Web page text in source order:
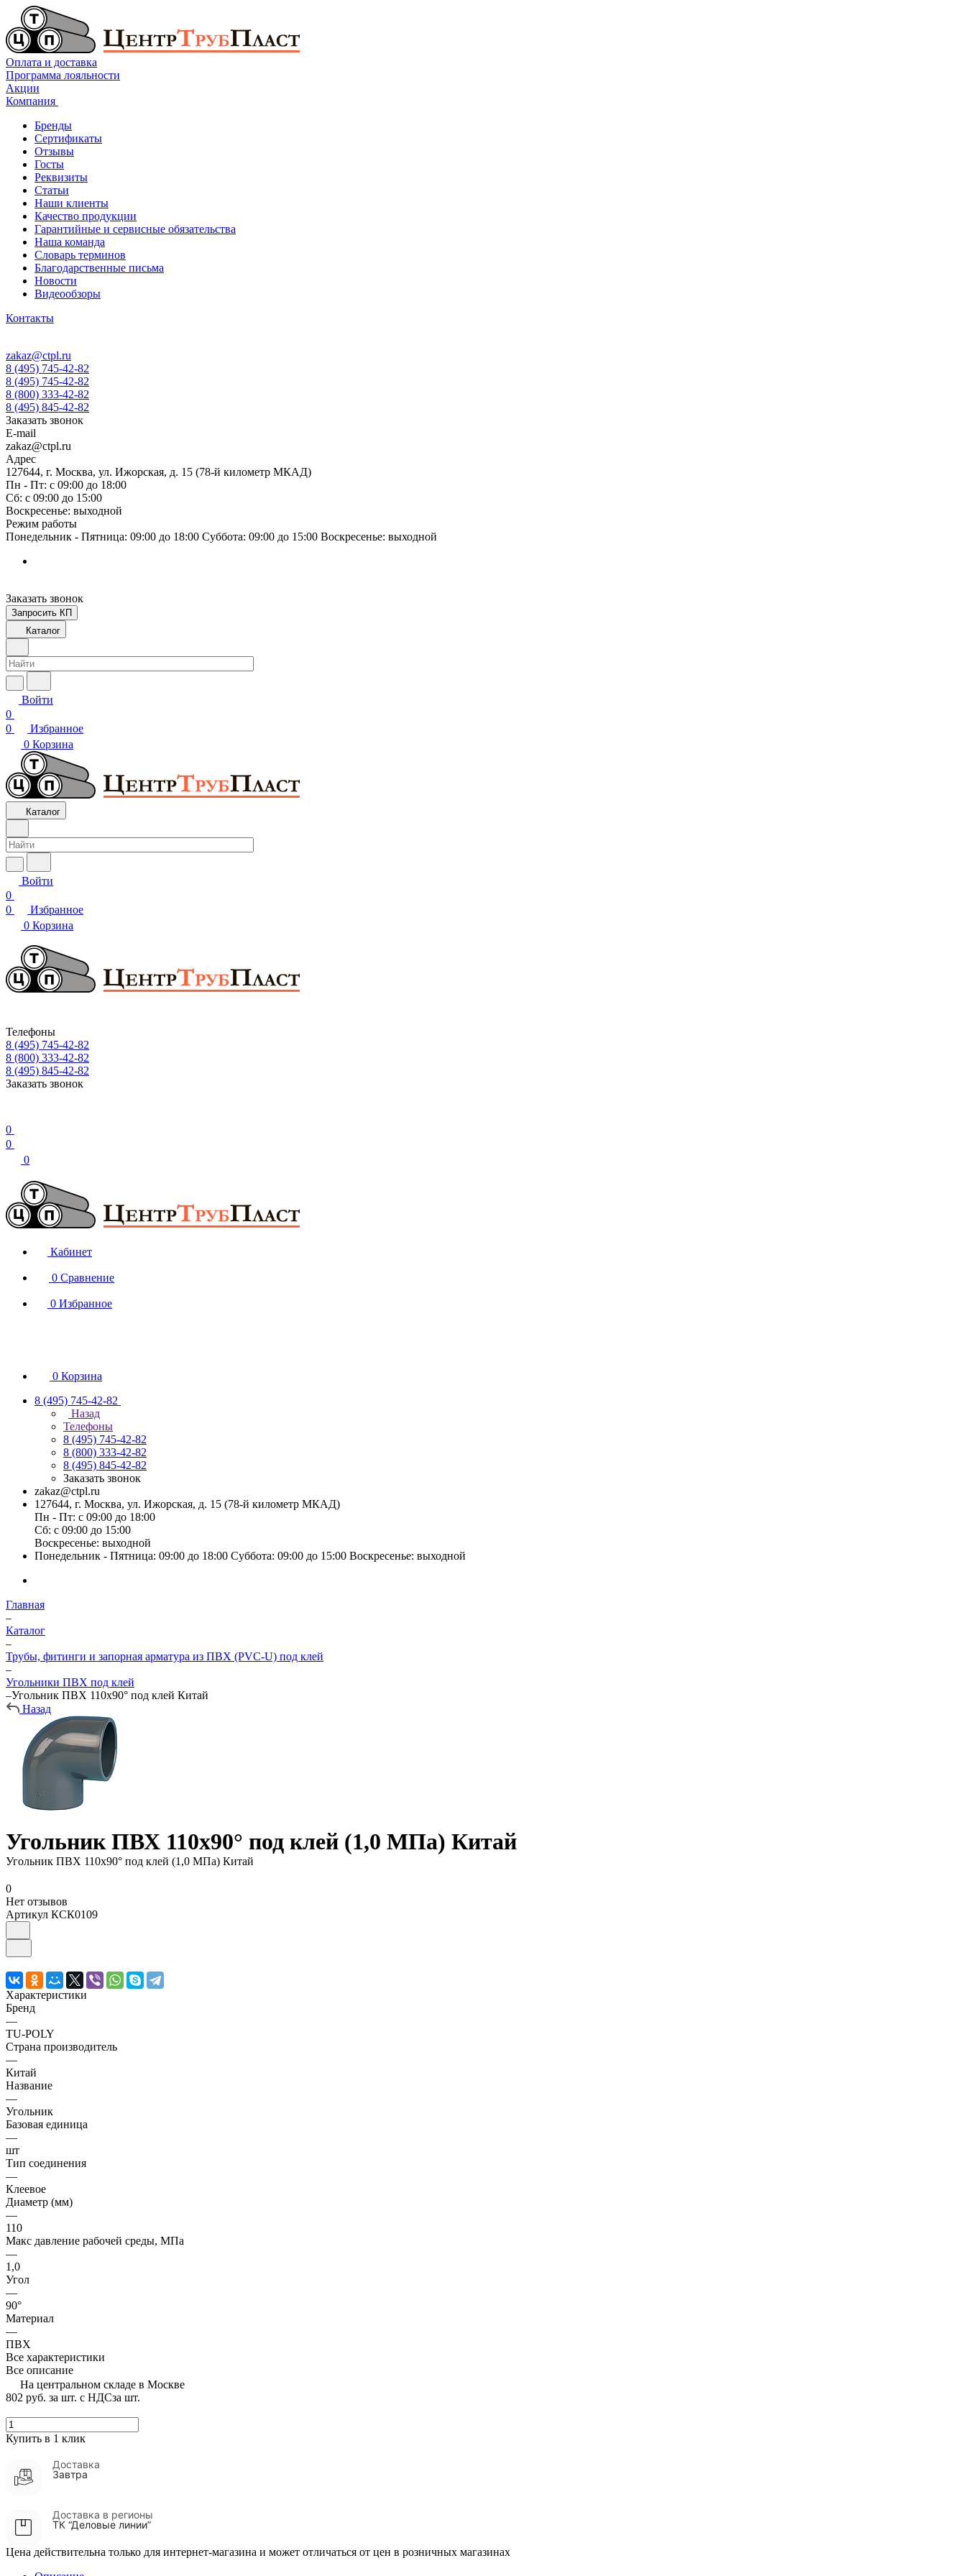
Оплата и доставка
Программа лояльности
Акции
Компания
Бренды
Сертификаты
Отзывы
Госты
Реквизиты
Статьи
Наши клиенты
Качество продукции
Гарантийные и сервисные обязательства
Наша команда
Словарь терминов
Благодарственные письма
Новости
Видеообзоры
Контакты
zakaz@ctpl.ru
8 (495) 745-42-82
8 (495) 745-42-82
8 (800) 333-42-82
8 (495) 845-42-82
Заказать звонок
E-mail
zakaz@ctpl.ru
Адрес
127644, г. Москва, ул. Ижорская, д. 15 (78-й километр МКАД)
Пн - Пт: с 09:00 до 18:00
Сб: с 09:00 до 15:00
Воскресенье: выходной
Режим работы
Понедельник - Пятница: 09:00 до 18:00 Суббота: 09:00 до 15:00 Воскресенье: выходной
Заказать звонок
Запросить КП
Каталог
Войти
0
0
Избранное
0 Корзина
Каталог
Войти
0
0
Избранное
0 Корзина
Телефоны
8 (495) 745-42-82
8 (800) 333-42-82
8 (495) 845-42-82
Заказать звонок
0
0
0
Кабинет
0 Сравнение
0 Избранное
0 Корзина
8 (495) 745-42-82
Назад
Телефоны
8 (495) 745-42-82
8 (800) 333-42-82
8 (495) 845-42-82
Заказать звонок
zakaz@ctpl.ru
127644, г. Москва, ул. Ижорская, д. 15 (78-й километр МКАД)
Пн - Пт: с 09:00 до 18:00
Сб: с 09:00 до 15:00
Воскресенье: выходной
Понедельник - Пятница: 09:00 до 18:00 Суббота: 09:00 до 15:00 Воскресенье: выходной
Главная
–
Каталог
–
Трубы, фитинги и запорная арматура из ПВХ (PVC-U) под клей
–
Угольники ПВХ под клей
–Угольник ПВХ 110х90° под клей Китай
Назад
Угольник ПВХ 110х90° под клей (1,0 МПа) Китай
Угольник ПВХ 110х90° под клей (1,0 МПа) Китай
0
Нет отзывов
Артикул КСК0109
Характеристики
Бренд
—
TU-POLY
Страна производитель
—
Китай
Название
—
Угольник
Базовая единица
—
шт
Тип соединения
—
Клеевое
Диаметр (мм)
—
110
Макс давление рабочей среды, МПа
—
1,0
Угол
—
90°
Материал
—
ПВХ
Все характеристики
Все описание
На центральном складе в Москве
802 руб. за шт. с НДСза шт.
Купить в 1 клик
Доставка
Завтра
Доставка в регионы
ТК “Деловые линии”
Цена действительна только для интернет-магазина и может отличаться от цен в розничных магазинах